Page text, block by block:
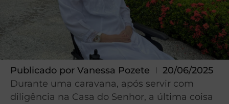
Publicado por Vanessa Pozete
20/06/2025
Durante uma caravana, após servir com
diligência na Casa do Senhor, a última coisa